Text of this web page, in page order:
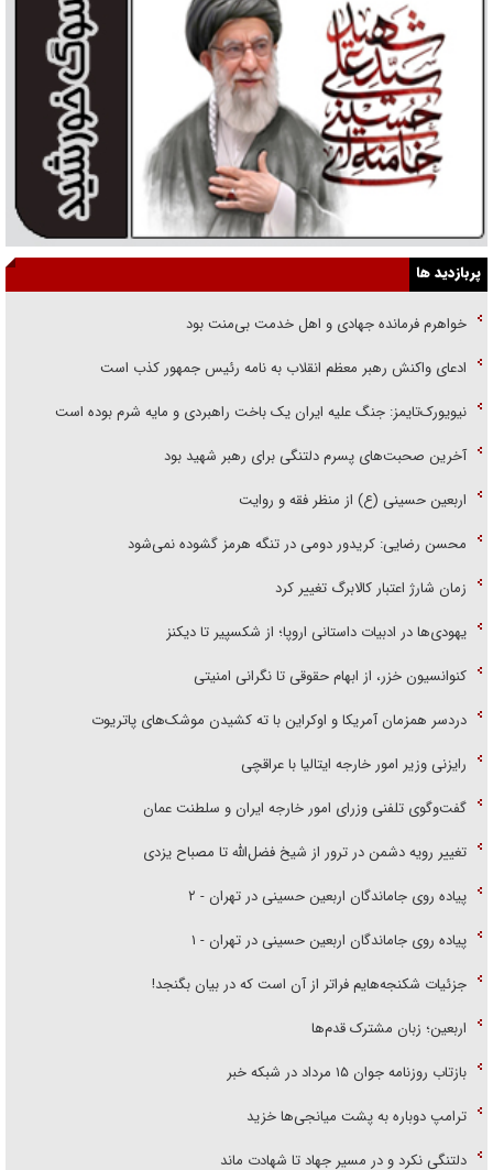
پربازدید ها
خواهرم فرمانده جهادی و اهل خدمت بی‌منت بود
ادعای واکنش رهبر معظم انقلاب به نامه رئیس جمهور کذب است
نیویورک‌تایمز: جنگ علیه ایران یک باخت راهبردی و مایه شرم بوده است
آخرین صحبت‌های پسرم دلتنگی برای رهبر شهید بود
اربعین حسینی (ع) از منظر فقه و روایت
محسن رضایی: کریدور دومی در تنگه هرمز گشوده نمی‌شود
زمان شارژ اعتبار کالابرگ تغییر کرد
یهودی‌ها در ادبیات داستانی اروپا؛ از شکسپیر تا دیکنز
کنوانسیون خزر، از ابهام حقوقی تا نگرانی امنیتی
دردسر همزمان آمریکا و اوکراین با ته کشیدن موشک‌های پاتریوت
رایزنی وزیر امور خارجه ایتالیا با عراقچی
گفت‌وگوی تلفنی وزرای امور خارجه ایران و سلطنت عمان
تغییر رویه دشمن در ترور از شیخ فضل‌الله تا مصباح یزدی
پیاده روی جاماندگان اربعین حسینی در تهران - ۲
پیاده روی جاماندگان اربعین حسینی در تهران - ۱
جزئیات شکنجه‌هایم فراتر از آن است که در بیان بگنجد!
اربعین؛ زبان مشترک قدم‌ها
بازتاب روزنامه جوان ۱۵ مرداد در شبکه خبر
ترامپ دوباره به پشت میانجی‌ها خزید
دلتنگی نکرد و در مسیر جهاد تا شهادت ماند